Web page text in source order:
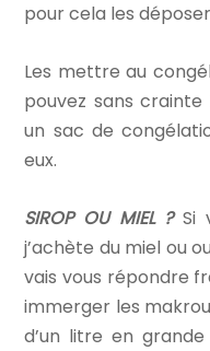
pour cela les
Les mettre au
pouvez sans
un sac de
eux.
SIROP OU MIEL ?Si
j’achète du miel ou
vais vous répondre
immerger les
d’un litre en